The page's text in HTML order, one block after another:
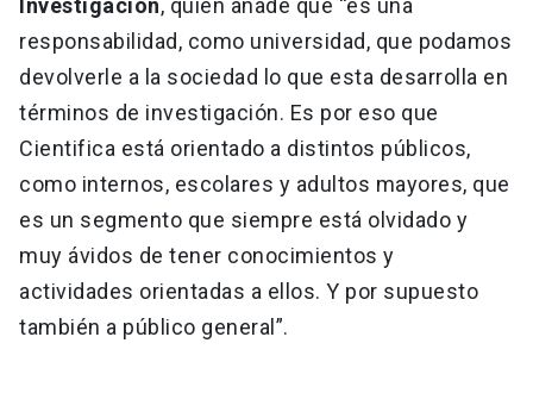
Investigación, quien añade que “es una
responsabilidad, como universidad, que podamos
devolverle a la sociedad lo que esta desarrolla en
términos de investigación. Es por eso que
Cientifica está orientado a distintos públicos,
como internos, escolares y adultos mayores, que
es un segmento que siempre está olvidado y
muy ávidos de tener conocimientos y
actividades orientadas a ellos. Y por supuesto
también a público general”.